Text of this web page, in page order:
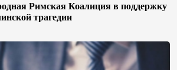
Римская Коалиция в поддержку
трагедии